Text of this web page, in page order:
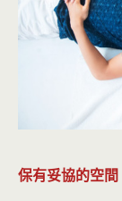
保有妥協的空間